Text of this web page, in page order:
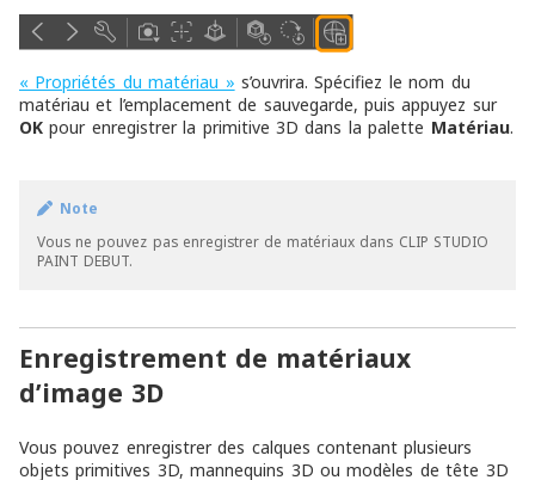
« Propriétés du matériau » s’ouvrira. Spécifiez le nom du
matériau et l’emplacement de sauvegarde, puis appuyez sur
OK pour enregistrer la primitive 3D dans la palette Matériau.
Note
Vous ne pouvez pas enregistrer de matériaux dans CLIP STUDIO
PAINT DEBUT.
Enregistrement de matériaux
d’image 3D
Vous pouvez enregistrer des calques contenant plusieurs
objets primitives 3D, mannequins 3D ou modèles de tête 3D